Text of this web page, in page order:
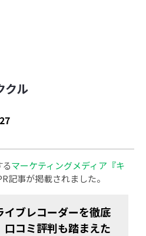
クル
マーケティングメディア『キ
記事が掲載されました。
ブレコーダーを徹底
コミ評判も踏まえた